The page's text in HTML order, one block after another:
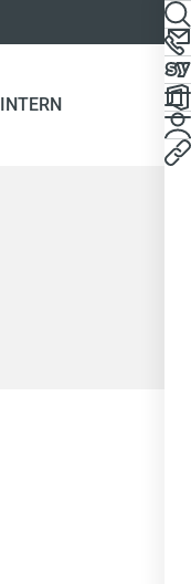
INTERN